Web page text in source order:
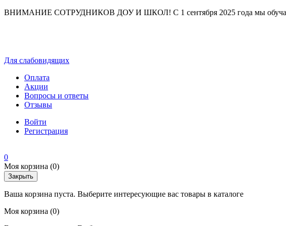
ВНИМАНИЕ СОТРУДНИКОВ ДОУ И ШКОЛ! С 1 сентября 2025 года мы
Для слабовидящих
Оплата
Акции
Вопросы и ответы
Отзывы
Войти
Регистрация
0
Моя корзина (0)
Закрыть
Ваша корзина пуста. Выберите интересующие вас товары в каталоге
Моя корзина (0)